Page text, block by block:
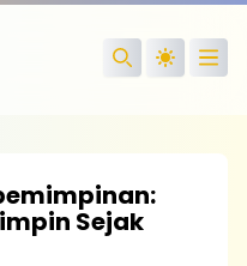
Search
Sejak